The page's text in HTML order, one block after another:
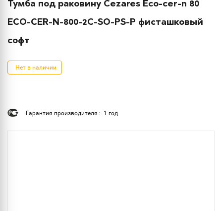
Тумба под раковину Cezares Eco-cer-n 80
ECO-CER-N-800-2C-SO-PS-P фисташковый
софт
Нет в наличии
Гарантия производителя : 1 год